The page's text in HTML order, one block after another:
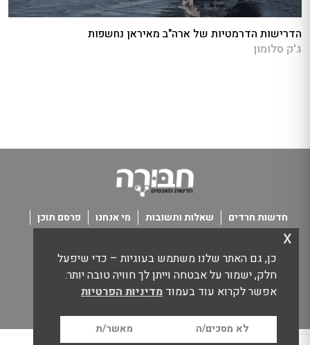
כן, גם האתר שלנו משתמש בעוגיות – כדי שיפעל
חלק, ישמור על אבטחה וייתן לך חוויה טובה יותר.
אפשר לקרוא עוד בעמוד מדיניות הפרטיות
לא מסכים/ה מאשר/ת
x
הדרישות הדרמטיות של ארה"ב מאיראן נחשפות
ג'ק סלומון
חדשות חרדים שאלות ותשובות מי אנחנו
פרסם תוכן
כל הזכויות שמורות חבורה - חדשות מאנשים